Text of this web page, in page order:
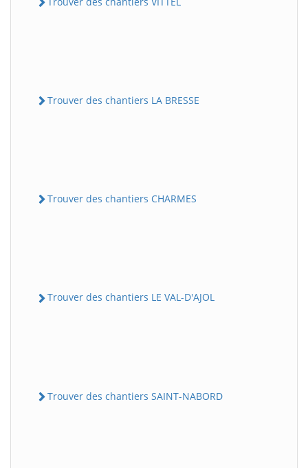
Trouver des chantiers LA BRESSE
Trouver des chantiers CHARMES
Trouver des chantiers LE VAL-D'AJOL
Trouver des chantiers SAINT-NABORD